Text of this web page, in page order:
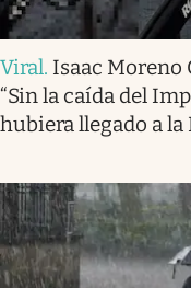
Viral. Isaac Moreno
“Sin la caída del
hubiera llegado a la